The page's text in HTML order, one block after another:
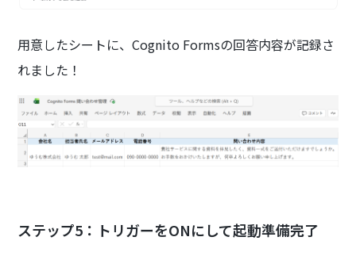
用意したシートに、Cognito Formsの回答内容が記録さ
れました！
ステップ5：トリガーをONにして起動準備完了